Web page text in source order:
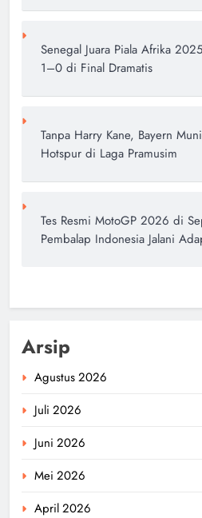
Senegal Juara Piala Afrika
1–0 di Final Dramatis
Tanpa Harry Kane, Bayern
Hotspur di Laga Pramusim
Tes Resmi MotoGP 2026 di
Pembalap Indonesia Jalani
Arsip
Agustus 2026
Juli 2026
Juni 2026
Mei 2026
April 2026